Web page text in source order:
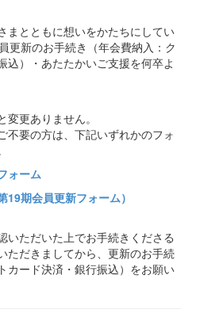
まとともに想いをかたちにしてい
更新のお手続き（年会費納入：ク
込）・あたたかいご支援を何卒よ
更ありません。
不要の方は、下記いずれかのフォ
ォーム
期会員更新フォーム）
いただいた上でお手続きくださる
ただきましてから、更新のお手続
カード決済・銀行振込）をお願い